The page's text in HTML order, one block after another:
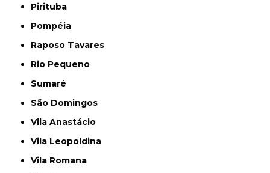
Pirituba
Pompéia
Raposo Tavares
Rio Pequeno
Sumaré
São Domingos
Vila Anastácio
Vila Leopoldina
Vila Romana